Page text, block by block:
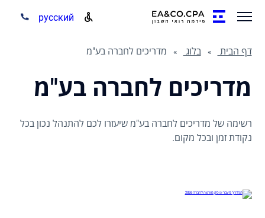
русский
דף הבית בלוג מדריכים לחברה בע"מ
מדריכים לחברה בע"מ
רשימה של מדריכים לחברה בע"מ שיעזרו לכם להתנהל נכון בכל
נקודת זמן ובכל מקום.